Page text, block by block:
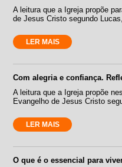
A leitura que a Igreja propõe
de Jesus Cristo segundo
LER MAIS
Com alegria e confiança.
A leitura que a Igreja propõe
Evangelho de Jesus Cristo
LER MAIS
O que é o essencial para